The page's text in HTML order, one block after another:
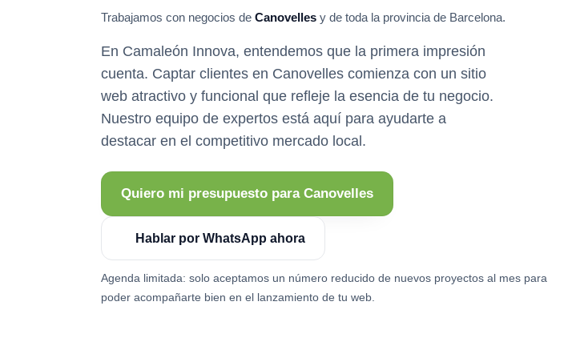
Trabajamos con negocios de Canovelles y de toda la provincia de Barcelona.
En Camaleón Innova, entendemos que la primera impresión
cuenta. Captar clientes en Canovelles comienza con un sitio
web atractivo y funcional que refleje la esencia de tu negocio.
Nuestro equipo de expertos está aquí para ayudarte a
destacar en el competitivo mercado local.
Quiero mi presupuesto para Canovelles
Hablar por WhatsApp ahora
Agenda limitada: solo aceptamos un número reducido de nuevos proyectos al mes para
poder acompañarte bien en el lanzamiento de tu web.